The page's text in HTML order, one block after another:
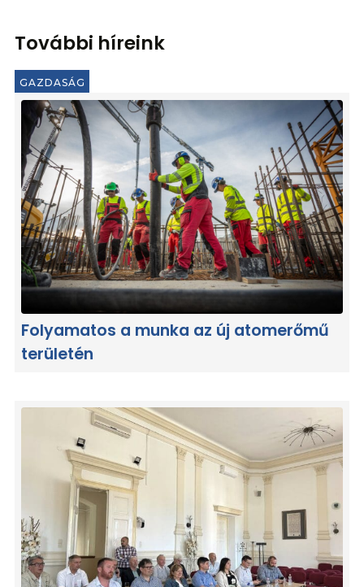
További híreink
GAZDASÁG
Folyamatos a munka az új atomerőmű
területén